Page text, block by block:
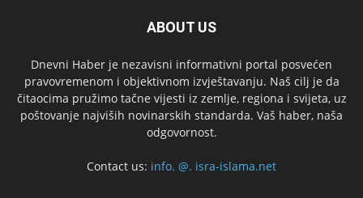
ABOUT US
Dnevni Haber je nezavisni informativni portal posvećen
pravovremenom i objektivnom izvještavanju. Naš cilj je da
čitaocima pružimo tačne vijesti iz zemlje, regiona i svijeta, uz
poštovanje najviših novinarskih standarda. Vaš haber, naša
odgovornost.
Contact us: info. @. isra-islama.net